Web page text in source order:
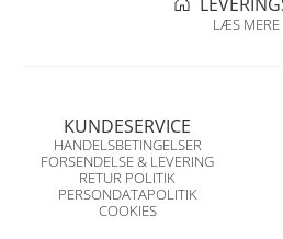
LÆS MERE
KUNDESERVICE
HANDELSBETINGELSER
FORSENDELSE & LEVERING
RETUR POLITIK
PERSONDATAPOLITIK
COOKIES